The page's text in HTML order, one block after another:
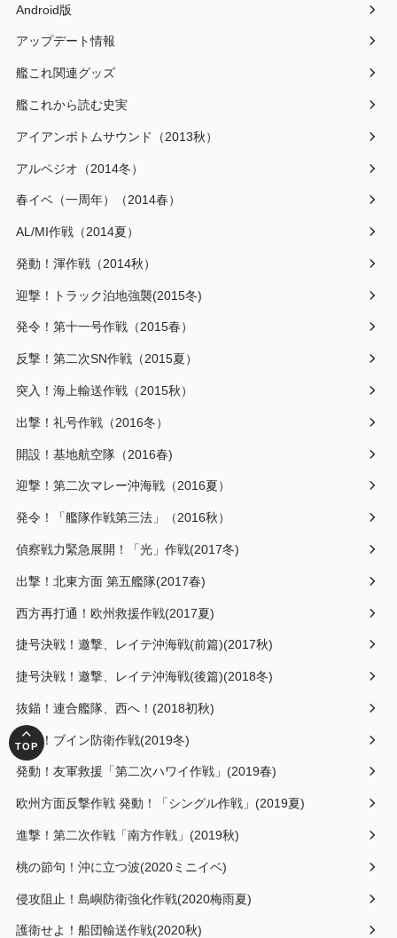
Android版
アップデート情報
艦これ関連グッズ
艦これから読む史実
アイアンボトムサウンド（2013秋）
アルペジオ（2014冬）
春イベ（一周年）（2014春）
AL/MI作戦（2014夏）
発動！渾作戦（2014秋）
迎撃！トラック泊地強襲(2015冬)
発令！第十一号作戦（2015春）
反撃！第二次SN作戦（2015夏）
突入！海上輸送作戦（2015秋）
出撃！礼号作戦（2016冬）
開設！基地航空隊（2016春)
迎撃！第二次マレー沖海戦（2016夏）
発令！「艦隊作戦第三法」（2016秋）
偵察戦力緊急展開！「光」作戦(2017冬)
出撃！北東方面 第五艦隊(2017春)
西方再打通！欧州救援作戦(2017夏)
捷号決戦！邀撃、レイテ沖海戦(前篇)(2017秋)
捷号決戦！邀撃、レイテ沖海戦(後篇)(2018冬)
抜錨！連合艦隊、西へ！(2018初秋)
邀撃！ブイン防衛作戦(2019冬)
発動！友軍救援「第二次ハワイ作戦」(2019春)
欧州方面反撃作戦 発動！「シングル作戦」(2019夏)
進撃！第二次作戦「南方作戦」(2019秋)
桃の節句！沖に立つ波(2020ミニイベ)
侵攻阻止！島嶼防衛強化作戦(2020梅雨夏)
護衛せよ！船団輸送作戦(2020秋)